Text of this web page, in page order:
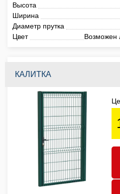
Высота
Ширина
Диаметр прутка
Цвет
Возможен
КАЛИТКА